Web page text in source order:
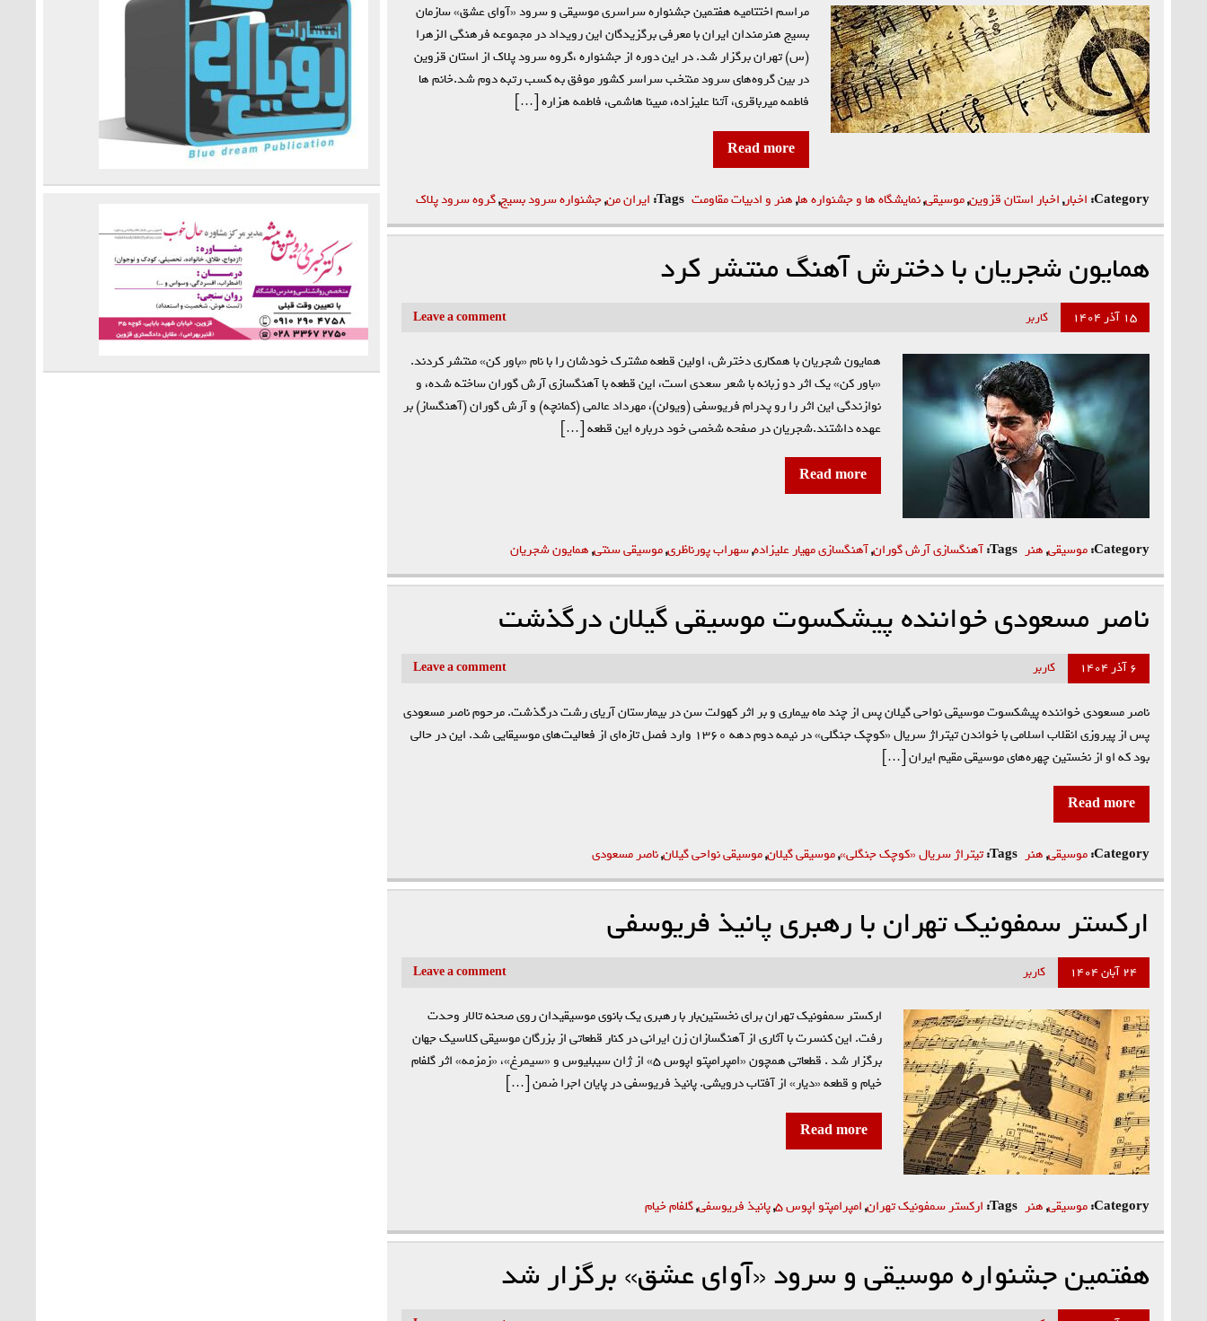
مراسم اختتامیه هفتمین جشنواره سراسری موسیقی و سرود «آوای عشق» سازمان
بسیج هنرمندان ایران با معرفی برگزیدگان این رویداد در مجموعه فرهنگی الزهرا
(س) تهران برگزار شد. در این دوره از جشنواره ،گروه سرود پلاک از استان قزوین
در بین گروه‌های سرود منتخب سراسر کشور موفق به کسب رتبه دوم شد.خانم ها
فاطمه میرباقری، آتنا علیزاده، مبینا هاشمی، فاطمه هزاره […]
Read more
Category: اخبار,اخبار استان قزوین,موسیقی,نمایشگاه ها و جشنواره ها,هنر و ادبیات مقاومت Tags: ایران من,جشنواره سرود بسیج,گروه سرود پلاک
همایون شجریان با دخترش آهنگ منتشر کرد
۱۵ آذر ۱۴۰۴ کاربر Leave a comment
همایون شجریان با همکاری دخترش، اولین قطعه مشترک خودشان را با نام «باور کن» منتشر کردند.
«باور کن» یک اثر دو زبانه با شعر سعدی است، این قطعه با آهنگسازی آرش گوران ساخته شده، و
نوازندگی‌ این اثر را رو پدرام فریوسفی (ویولن)، مهرداد عالمی (کمانچه) و آرش گوران (آهنگساز) بر
عهده داشتند.شجریان در صفحه شخصی خود درباره این قطعه […]
Read more
Category: موسیقی,هنر Tags: آهنگسازی آرش گوران,آهنگسازی مهیار علیزاده,سهراب پورناظری,موسیقی سنتی,همایون شجریان
ناصر مسعودی خواننده پیشکسوت موسیقی گیلان درگذشت
۶ آذر ۱۴۰۴ کاربر Leave a comment
ناصر مسعودی خواننده پیشکسوت موسیقی نواحی گیلان پس از چند ماه بیماری و بر اثر کهولت سن در بیمارستان آریای رشت درگذشت. مرحوم ناصر مسعودی
پس از پیروزی انقلاب اسلامی با خواندن تیتراژ سریال «کوچک جنگلی» در نیمه دوم دهه ۱۳۶۰ وارد فصل تازه‌ای از فعالیت‌های موسیقایی شد. این در حالی
بود که او از نخستین چهره‌های موسیقی مقیم ایران […]
Read more
Category: موسیقی,هنر Tags: تیتراژ سریال «کوچک جنگلی»,موسیقی گیلان,موسیقی نواحی گیلان,ناصر مسعودی
ارکستر سمفونیک تهران با رهبری پانیذ فریوسفی
۲۴ آبان ۱۴۰۴ کاربر Leave a comment
ارکستر سمفونیک تهران برای نخستین‌بار با رهبری یک بانوی موسیقیدان روی صحنه تالار وحدت
رفت. این کنسرت با آثاری از آهنگسازان زن ایرانی در کنار قطعاتی از بزرگان موسیقی کلاسیک جهان
برگزار شد . قطعاتی همچون «امپرامپتو اپوس ۵» از ژان سیبلیوس و «سیمرغ»، «زمزمه» اثر گلفام
خیام و قطعه «دیار» از آفتاب درویشی. پانیذ فریوسفی در پایان اجرا ضمن […]
Read more
Category: موسیقی,هنر Tags: ارکستر سمفونیک تهران,امپرامپتو اپوس ۵ ,پانیذ فریوسفی,گلفام خیام
هفتمین جشنواره موسیقی و سرود «آوای عشق» برگزار شد